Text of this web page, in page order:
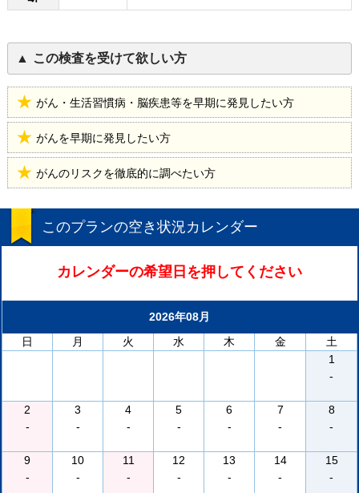
この検査を受けて欲しい方
がん・生活習慣病・脳疾患等を早期に発見したい方
がんを早期に発見したい方
がんのリスクを徹底的に調べたい方
このプランの空き状況カレンダー
カレンダーの希望日を押してください
2026年08月
日
月 火 水 木 金
土
1
-
2
-
3
-
4
-
5
-
6
-
7
-
8
-
9
-
10
-
11
-
12
-
13
-
14
-
15
-